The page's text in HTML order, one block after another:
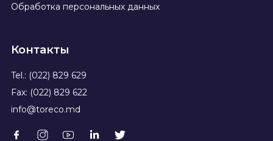
Обработка персональных данных
Контакты
Tel.: (022) 829 629
Fax: (022) 829 622
info@toreco.md